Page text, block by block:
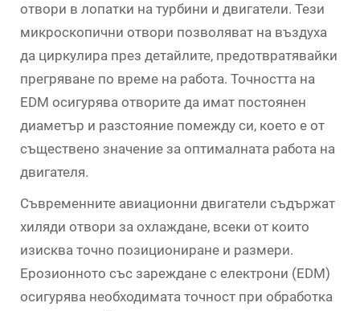
отвори в лопатки на турбини и двигатели. Тези
микроскопични отвори позволяват на въздуха
да циркулира през детайлите, предотвратявайки
прегряване по време на работа. Точността на
EDM осигурява отворите да имат постоянен
диаметър и разстояние помежду си, което е от
съществено значение за оптималната работа на
двигателя.
Съвременните авиационни двигатели съдържат
хиляди отвори за охлаждане, всеки от които
изисква точно позициониране и размери.
Ерозионното със зареждане с електрони (EDM)
осигурява необходимата точност при обработка